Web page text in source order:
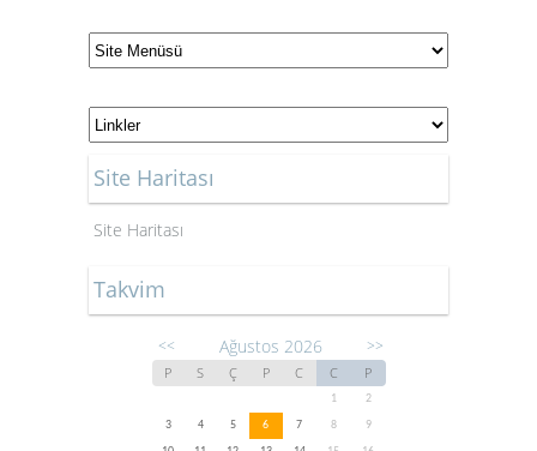
Site Haritası
Site Haritası
Takvim
<< Ağustos 2026 >>
P S Ç P C C P
1
2
3
4 5 6 7 8
9